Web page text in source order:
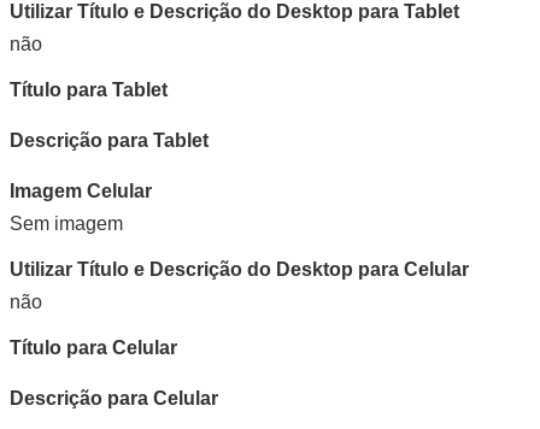
Utilizar Título e Descrição do Desktop para Tablet
não
Título para Tablet
Descrição para Tablet
Imagem Celular
Sem imagem
Utilizar Título e Descrição do Desktop para Celular
não
Título para Celular
Descrição para Celular